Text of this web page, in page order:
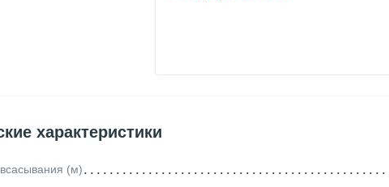
характеристики
(м)